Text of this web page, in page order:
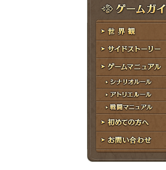
ド
レ
ス
ー
ド
ゲームガイド
世界観
サイドストーリー
ゲームマニュアル
シナリオルール
アトリエルール
戦闘マニュアル
初めての方へ
お問い合わせ